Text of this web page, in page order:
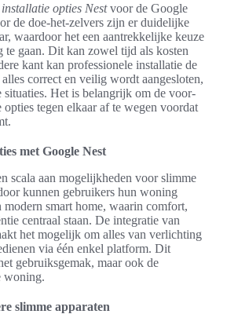
installatie opties Nestvoor de Google
de doe-het-zelvers zijn er duidelijke
waardoor het een aantrekkelijke keuze
te gaan. Dit kan zowel tijd als kosten
kant kan professionele installatie de
correct en veilig wordt aangesloten,
Het is belangrijk om de voor-
opties tegen elkaar af te wegen voordat
met Google Nest
scala aan mogelijkheden voor slimme
kunnen gebruikers hun woning
modern smart home, waarin comfort,
centraal staan. De integratie van
het mogelijk om alles van verlichting
via één enkel platform. Dit
gebruiksgemak, maar ook de
woning.
slimme apparaten